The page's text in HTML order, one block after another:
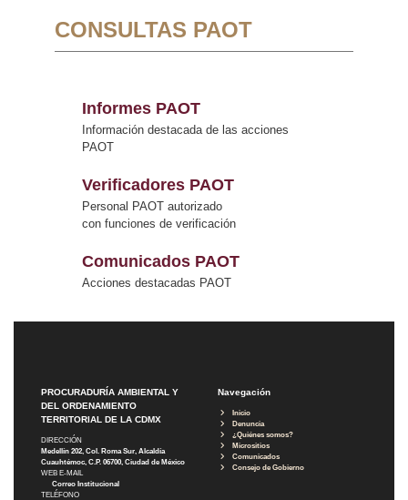
CONSULTAS PAOT
Informes PAOT
Información destacada de las acciones
PAOT
Verificadores PAOT
Personal PAOT autorizado
con funciones de verificación
Comunicados PAOT
Acciones destacadas PAOT
PROCURADURÍA AMBIENTAL Y
DEL ORDENAMIENTO
TERRITORIAL DE LA CDMX
DIRECCIÓN
Medellín 202, Col. Roma Sur, Alcaldía
Cuauhtémoc, C.P. 06700, Ciudad de México
WEB E-MAIL
Correo Institucional
TELÉFONO
Navegación
Inicio
Denuncia
¿Quiénes somos?
Micrositios
Comunicados
Consejo de Gobierno